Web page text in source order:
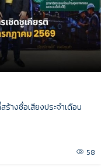
างชื่อเสียงประจำเดือน
58